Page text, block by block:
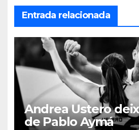
Entrada relacionada
Andrea Ustero
de Pablo Aymá